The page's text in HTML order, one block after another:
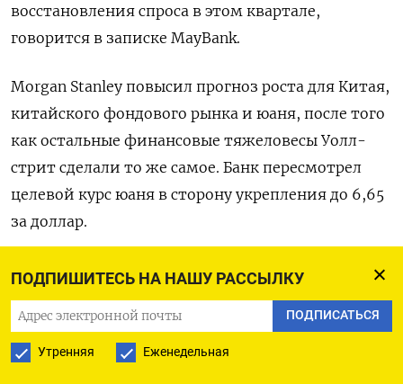
ПОДПИШИТЕСЬ НА НАШУ РАССЫЛКУ
ПОДПИСАТЬСЯ
Утренняя Еженедельная
восстановления спроса в этом квартале,
говорится в записке MayBank.
Morgan Stanley повысил прогноз роста для Китая,
китайского фондового рынка и юаня, после того
как остальные финансовые тяжеловесы Уолл-
стрит сделали то же самое. Банк пересмотрел
целевой курс юаня в сторону укрепления до 6,65
за доллар.
Ожидаемое смягчение денежно-кредитной
политики - включая снижение процентной
ставки и RRR - может увеличить спред
доходности между госдолгом США и Китая и